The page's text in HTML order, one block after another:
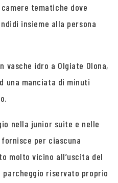
tematiche dove
insieme alla persona
vasche idro a Olgiate Olona,
una manciata di minuti
nella junior suite e nelle
fornisce per ciascuna
molto vicino all’uscita del
riservato proprio